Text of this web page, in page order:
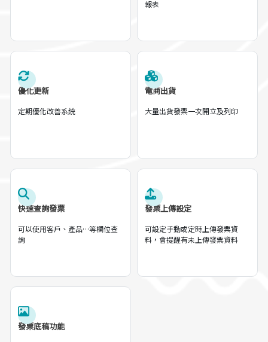
報表
優化更新
定期優化改善系統
電商出貨
大量出貨發票一次開立及列印
快速查詢發票
可以使用客戶、產品…等欄位查
詢
發票上傳設定
可設定手動或定時上傳發票資
料，會提醒有未上傳發票資料
發票底稿功能